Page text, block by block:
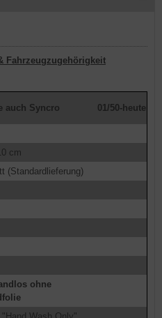
Fahrzeugzugehörigkeit
auch Syncro 01/50-heute
cm
(Standardlieferung)
ohne